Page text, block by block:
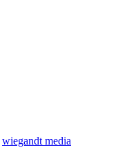
wiegandt media